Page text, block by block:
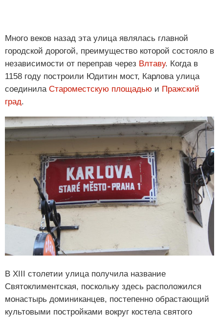
Много веков назад эта улица являлась главной
городской дорогой, преимущество которой состояло в
независимости от переправ через Влтаву. Когда в
1158 году построили Юдитин мост, Карлова улица
соединила Староместскую площадью и Пражский
град.
В XIII столетии улица получила название
Святоклиментская, поскольку здесь расположился
монастырь доминиканцев, постепенно обрастающий
культовыми постройками вокруг костела святого